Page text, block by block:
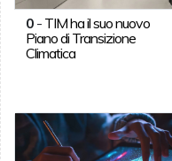
0- TIM ha il suo nuovo
Piano di Transizione
Climatica